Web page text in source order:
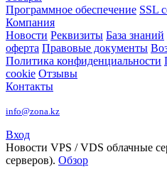
Программное обеспечение SSL
Компания
Новости Реквизиты База знаний
оферта Правовые документы
Политика конфиденциальности
cookie Отзывы
Контакты
info@zona.kz
Вход
Новости VPS / VDS облачные
серверов). Обзор